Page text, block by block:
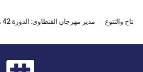
مدير مهرجان القنطاوي: الدورة 42 مهددة بسبب تأخر التراخيص